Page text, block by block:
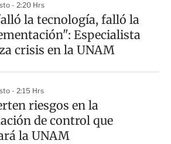
- 2:20 Hrs
la tecnología, falló la
Especialista
crisis en la UNAM
- 2:15 Hrs
riesgos en la
de control que
la UNAM